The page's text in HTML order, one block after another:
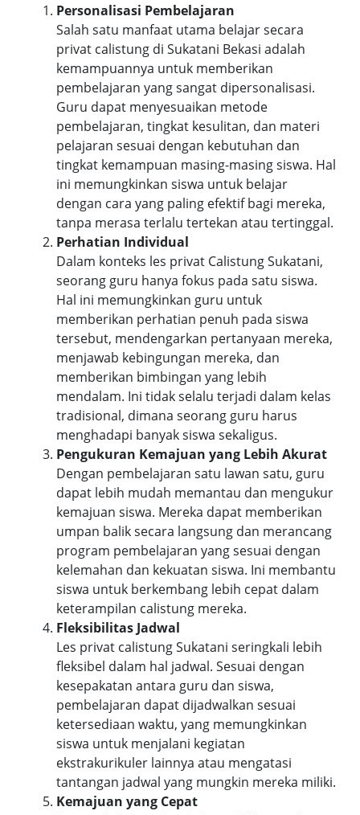
Personalisasi Pembelajaran
Salah satu manfaat utama belajar secara
privat calistung di Sukatani Bekasi adalah
kemampuannya untuk memberikan
pembelajaran yang sangat dipersonalisasi.
Guru dapat menyesuaikan metode
pembelajaran, tingkat kesulitan, dan materi
pelajaran sesuai dengan kebutuhan dan
tingkat kemampuan masing-masing siswa. Hal
ini memungkinkan siswa untuk belajar
dengan cara yang paling efektif bagi mereka,
tanpa merasa terlalu tertekan atau tertinggal.
Perhatian Individual
Dalam konteks les privat Calistung Sukatani,
seorang guru hanya fokus pada satu siswa.
Hal ini memungkinkan guru untuk
memberikan perhatian penuh pada siswa
tersebut, mendengarkan pertanyaan mereka,
menjawab kebingungan mereka, dan
memberikan bimbingan yang lebih
mendalam. Ini tidak selalu terjadi dalam kelas
tradisional, dimana seorang guru harus
menghadapi banyak siswa sekaligus.
Pengukuran Kemajuan yang Lebih Akurat
Dengan pembelajaran satu lawan satu, guru
dapat lebih mudah memantau dan mengukur
kemajuan siswa. Mereka dapat memberikan
umpan balik secara langsung dan merancang
program pembelajaran yang sesuai dengan
kelemahan dan kekuatan siswa. Ini membantu
siswa untuk berkembang lebih cepat dalam
keterampilan calistung mereka.
Fleksibilitas Jadwal
Les privat calistung Sukatani seringkali lebih
fleksibel dalam hal jadwal. Sesuai dengan
kesepakatan antara guru dan siswa,
pembelajaran dapat dijadwalkan sesuai
ketersediaan waktu, yang memungkinkan
siswa untuk menjalani kegiatan
ekstrakurikuler lainnya atau mengatasi
tantangan jadwal yang mungkin mereka miliki.
Kemajuan yang Cepat